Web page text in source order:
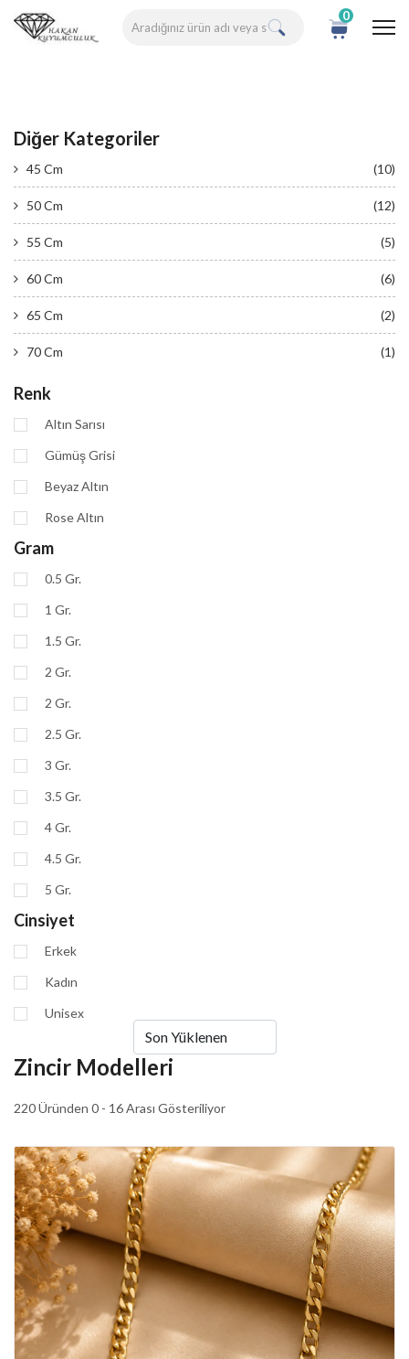
0
Diğer Kategoriler
45 Cm (10)
50 Cm (12)
55 Cm (5)
60 Cm (6)
65 Cm (2)
70 Cm (1)
Renk
Altın Sarısı
Gümüş Grisi
Beyaz Altın
Rose Altın
Gram
0.5 Gr.
1 Gr.
1.5 Gr.
2 Gr.
2 Gr.
2.5 Gr.
3 Gr.
3.5 Gr.
4 Gr.
4.5 Gr.
5 Gr.
Cinsiyet
Erkek
Kadın
Unisex
Zincir Modelleri
220 Üründen 0 - 16 Arası Gösteriliyor